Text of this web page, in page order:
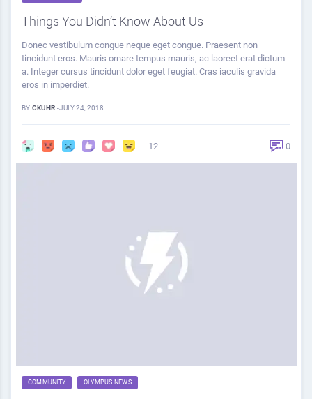
Things You Didn’t Know About Us
Donec vestibulum congue neque eget congue. Praesent non
tincidunt eros. Mauris ornare tempus mauris, ac laoreet erat dictum
a. Integer cursus tincidunt dolor eget feugiat. Cras iaculis gravida
eros in imperdiet.
BY CKUHR -JULY 24, 2018
12 0
COMMUNITY OLYMPUS NEWS